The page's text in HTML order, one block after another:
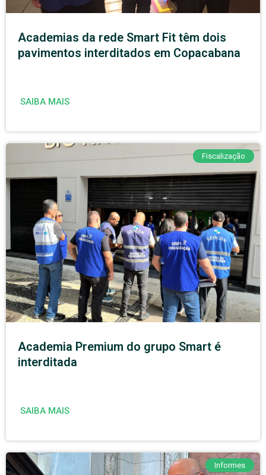
Academias da rede Smart Fit têm dois
pavimentos interditados em Copacabana
SAIBA MAIS
Fiscalização
Academia Premium do grupo Smart é
interditada
SAIBA MAIS
Informes